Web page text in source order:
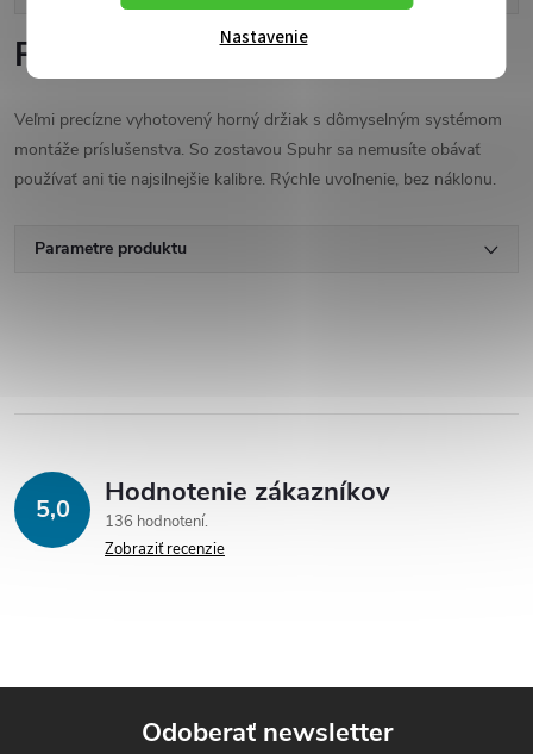
Nastavenie
Podrobný popis
Veľmi precízne vyhotovený horný držiak s dômyselným systémom
montáže príslušenstva. So zostavou Spuhr sa nemusíte obávať
používať ani tie najsilnejšie kalibre. Rýchle uvoľnenie, bez náklonu.
Parametre produktu
5,0 Hodnotenie zákazníkov
136 hodnotení
Zobraziť recenzie
Odoberať newsletter